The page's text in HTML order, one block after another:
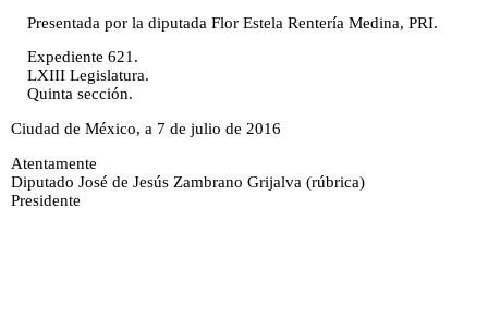
Presentada por la diputada Flor Estela Rentería Medina, PRI.
Expediente 621.
LXIII Legislatura.
Quinta sección.
Ciudad de México, a 7 de julio de 2016
Atentamente
Diputado José de Jesús Zambrano Grijalva (rúbrica)
Presidente